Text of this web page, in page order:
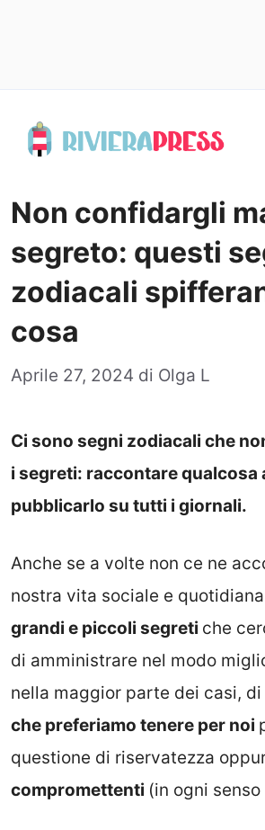
Non confidargli
segreto: questi
zodiacali
cosa
Aprile 27, 2024 di Olga L
Ci sono segni zodiacali che
i segreti: raccontare qualcosa
pubblicarlo su tutti i giornali.
Anche se a volte non ce ne
nostra vita sociale e
grandi e piccoli segreti che
di amministrare nel modo
nella maggior parte dei casi, di
che preferiamo tenere per noi
questione di riservatezza
compromettenti (in ogni